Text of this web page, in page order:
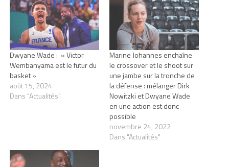
Dwyane Wade : » Victor
Wembanyama est le futur du
basket »
août 15, 2024
Dans "Actualités"
Marine Johannes enchaîne
le crossover et le shoot sur
une jambe sur la tronche de
la défense : mélanger Dirk
Nowitzki et Dwyane Wade
en une action est donc
possible
novembre 24, 2022
Dans "Actualités"